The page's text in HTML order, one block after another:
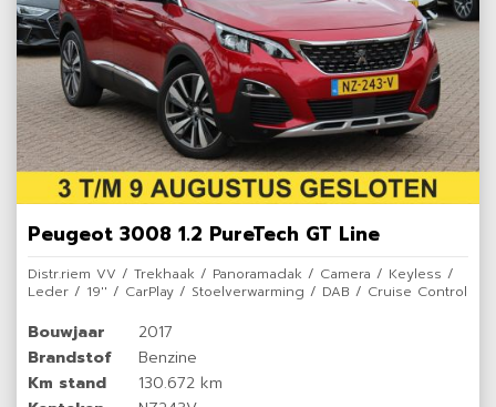
Peugeot 3008 1.2 PureTech GT Line
Distr.riem VV / Trekhaak / Panoramadak / Camera / Keyless /
Leder / 19'' / CarPlay / Stoelverwarming / DAB / Cruise Control
Bouwjaar
2017
Brandstof
Benzine
Km stand
130.672 km